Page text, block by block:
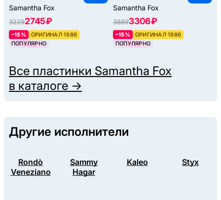
Samantha Fox
32292745 ₽
–15%
ОРИГИНАЛ 1986
ПОПУЛЯРНО
Samantha Fox
38893306 ₽
–15%
ОРИГИНАЛ 1986
ПОПУЛЯРНО
Все пластинки Samantha Fox
в каталоге →
Другие исполнители
Rondò
Veneziano
Sammy
Hagar
Kaleo Styx